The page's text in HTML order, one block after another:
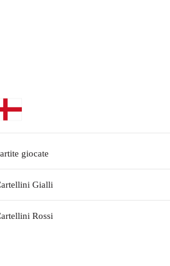
giocate
Gialli
Rossi